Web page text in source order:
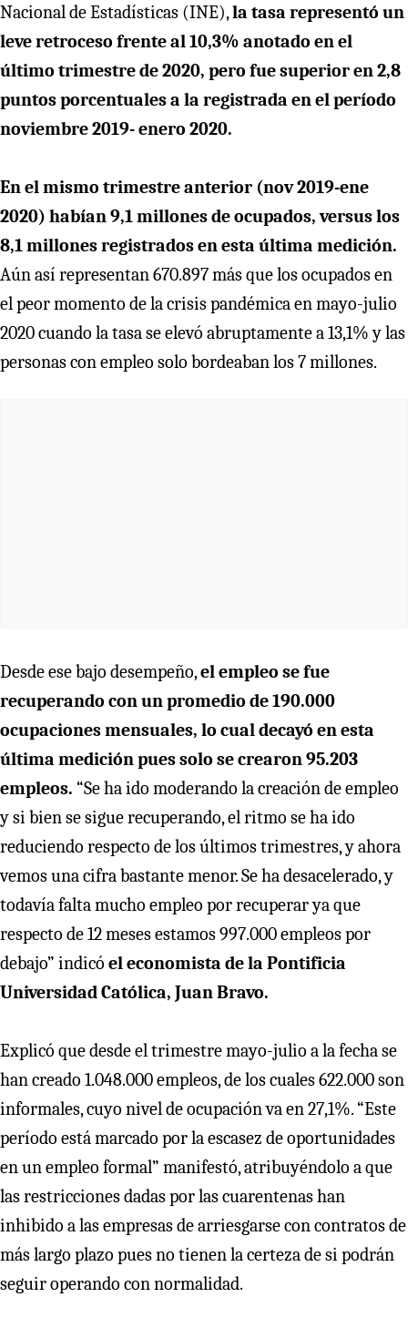
Nacional de Estadísticas (INE),la tasa representó un
leve retroceso frente al 10,3% anotado en el
último trimestre de 2020, pero fue superior en 2,8
puntos porcentuales a la registrada en el período
noviembre 2019- enero 2020.
En el mismo trimestre anterior (nov 2019-ene
2020) habían 9,1 millones de ocupados, versus los
8,1 millones registrados en esta última medición.
Aún así representan 670.897 más que los ocupados en
el peor momento de la crisis pandémica en mayo-julio
2020 cuando la tasa se elevó abruptamente a 13,1% y las
personas con empleo solo bordeaban los 7 millones.
Desde ese bajo desempeño,el empleo se fue
recuperando con un promedio de 190.000
ocupaciones mensuales, lo cual decayó en esta
última medición pues solo se crearon 95.203
empleos. “Se ha ido moderando la creación de empleo
y si bien se sigue recuperando, el ritmo se ha ido
reduciendo respecto de los últimos trimestres, y ahora
vemos una cifra bastante menor. Se ha desacelerado, y
todavía falta mucho empleo por recuperar ya que
respecto de 12 meses estamos 997.000 empleos por
debajo” indicó el economista de la Pontificia
Universidad Católica, Juan Bravo.
Explicó que desde el trimestre mayo-julio a la fecha se
han creado 1.048.000 empleos, de los cuales 622.000 son
informales, cuyo nivel de ocupación va en 27,1%. “Este
período está marcado por la escasez de oportunidades
en un empleo formal” manifestó, atribuyéndolo a que
las restricciones dadas por las cuarentenas han
inhibido a las empresas de arriesgarse con contratos de
más largo plazo pues no tienen la certeza de si podrán
seguir operando con normalidad.